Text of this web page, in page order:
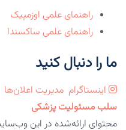
راهنمای علمی اوزمپیک
راهنمای علمی ساکسندا
ما را دنبال کنید
اینستاگرام مدیریت اعلان‌ها
سلب مسئولیت پزشکی
محتوای ارائه‌شده در این